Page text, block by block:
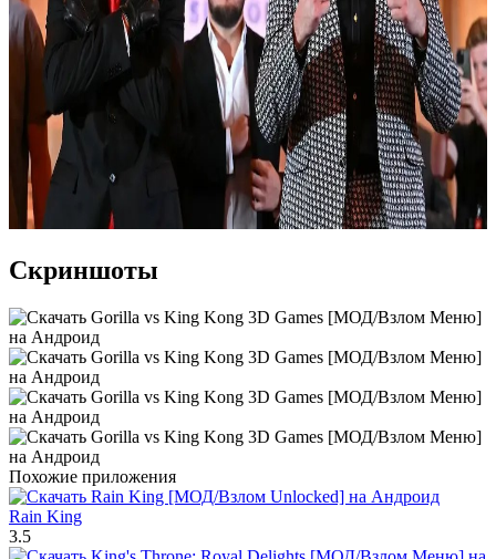
Скриншоты
Похожие приложения
Rain King
3.5